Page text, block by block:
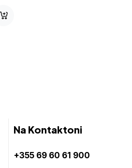
Na Kontaktoni
+355 69 60 61 900